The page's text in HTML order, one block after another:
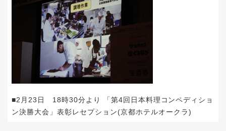
■2月23日 18時30分より 「第4回日本料理コンペディショ
ン決勝大会」表彰レセプション(京都ホテルオークラ)